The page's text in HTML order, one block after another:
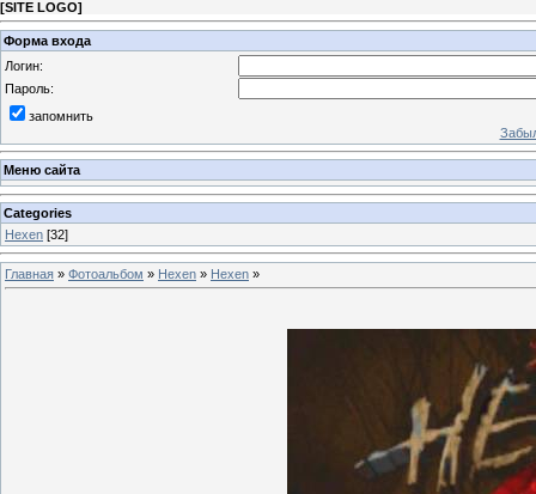
[SITE LOGO]
Форма входа
Логин:
Пароль:
запомнить
Меню сайта
Categories
Hexen [32]
Главная » Фотоальбом » Hexen » Hexen »